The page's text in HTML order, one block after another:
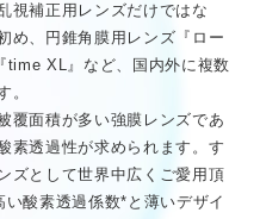
視補正用レンズだけではな
め、円錐角膜用レンズ『ロー
time XL』など、国内外に複数
。
覆面積が多い強膜レンズであ
素透過性が求められます。す
ズとして世界中広くご愛用頂
酸素透過係数*と薄いデザイ